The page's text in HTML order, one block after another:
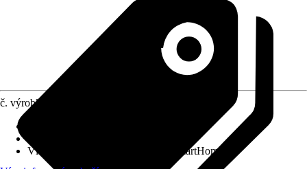
č. výrobku
Vlastnosti
Připraveno na systém SmartHome